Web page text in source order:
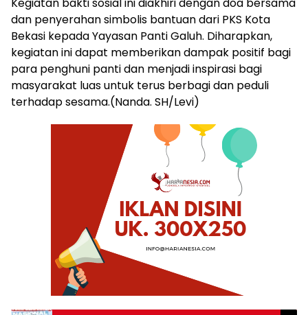
dan penyerahan simbolis bantuan dari PKS Kota
Bekasi kepada Yayasan Panti Galuh. Diharapkan,
kegiatan ini dapat memberikan dampak positif bagi
para penghuni panti dan menjadi inspirasi bagi
masyarakat luas untuk terus berbagi dan peduli
terhadap sesama.(Nanda. SH/Levi)